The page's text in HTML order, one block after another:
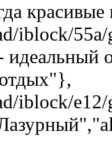
iblock/
идеальный
iblock/